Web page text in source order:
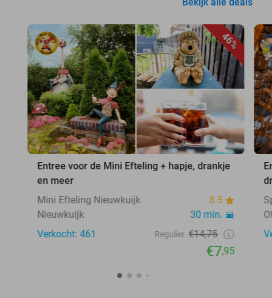
46%
Entree voor de Mini Efteling + hapje, drankje
en meer
Mini Efteling Nieuwkuijk
8.5
Nieuwkuijk
30 min.
Verkocht: 461
Regulier €14,75
€7,95